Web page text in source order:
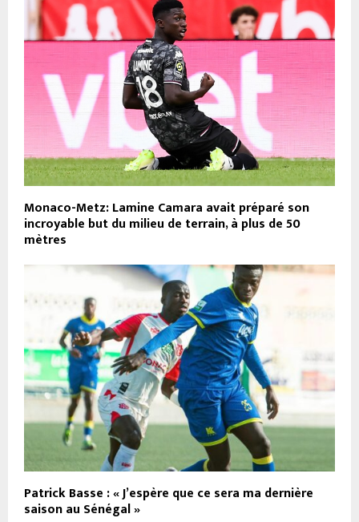
Monaco-Metz: Lamine Camara avait préparé son
incroyable but du milieu de terrain, à plus de 50
mètres
Patrick Basse : « J’espère que ce sera ma dernière
saison au Sénégal »